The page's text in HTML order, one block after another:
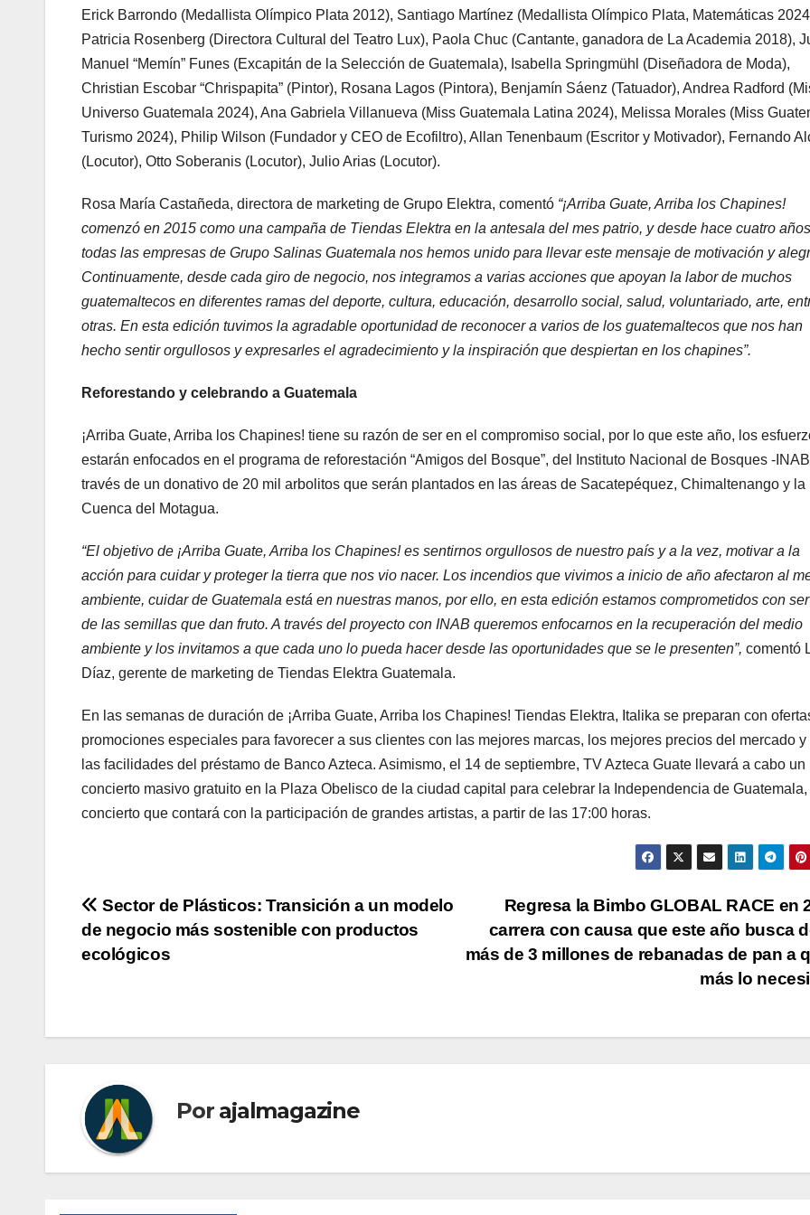
Erick Barrondo (Medallista Olímpico Plata 2012), Santiago Martínez (Medallista Olímpico Plata, Matemáticas
Patricia Rosenberg (Directora Cultural del Teatro Lux), Paola Chuc (Cantante, ganadora de La Academia 2018),
Manuel “Memín” Funes (Excapitán de la Selección de Guatemala), Isabella Springmühl (Diseñadora de Moda),
Christian Escobar “Chrispapita” (Pintor), Rosana Lagos (Pintora), Benjamín Sáenz (Tatuador), Andrea Radford
Universo Guatemala 2024), Ana Gabriela Villanueva (Miss Guatemala Latina 2024), Melissa Morales (Miss
Turismo 2024), Philip Wilson (Fundador y CEO de Ecofiltro), Allan Tenenbaum (Escritor y Motivador), Fernando
(Locutor), Otto Soberanis (Locutor), Julio Arias (Locutor).
Rosa María Castañeda, directora de marketing de Grupo Elektra, comentó “¡Arriba Guate, Arriba los Chapines!
comenzó en 2015 como una campaña de Tiendas Elektra en la antesala del mes patrio, y desde hace cuatro
todas las empresas de Grupo Salinas Guatemala nos hemos unido para llevar este mensaje de motivación y
Continuamente, desde cada giro de negocio, nos integramos a varias acciones que apoyan la labor de muchos
guatemaltecos en diferentes ramas del deporte, cultura, educación, desarrollo social, salud, voluntariado, arte,
otras. En esta edición tuvimos la agradable oportunidad de reconocer a varios de los guatemaltecos que nos han
hecho sentir orgullosos y expresarles el agradecimiento y la inspiración que despiertan en los chapines”.
Reforestando y celebrando a Guatemala
¡Arriba Guate, Arriba los Chapines! tiene su razón de ser en el compromiso social, por lo que este año, los
estarán enfocados en el programa de reforestación “Amigos del Bosque”, del Instituto Nacional de Bosques -
través de un donativo de 20 mil arbolitos que serán plantados en las áreas de Sacatepéquez, Chimaltenango y la
Cuenca del Motagua.
“El objetivo de ¡Arriba Guate, Arriba los Chapines! es sentirnos orgullosos de nuestro país y a la vez, motivar a la
acción para cuidar y proteger la tierra que nos vio nacer. Los incendios que vivimos a inicio de año afectaron al
ambiente, cuidar de Guatemala está en nuestras manos, por ello, en esta edición estamos comprometidos con
de las semillas que dan fruto. A través del proyecto con INAB queremos enfocarnos en la recuperación del medio
ambiente y los invitamos a que cada uno lo pueda hacer desde las oportunidades que se le presenten”, comentó
Díaz, gerente de marketing de Tiendas Elektra Guatemala.
En las semanas de duración de ¡Arriba Guate, Arriba los Chapines! Tiendas Elektra, Italika se preparan con
promociones especiales para favorecer a sus clientes con las mejores marcas, los mejores precios del mercado y
las facilidades del préstamo de Banco Azteca. Asimismo, el 14 de septiembre, TV Azteca Guate llevará a cabo un
concierto masivo gratuito en la Plaza Obelisco de la ciudad capital para celebrar la Independencia de Guatemala,
concierto que contará con la participación de grandes artistas, a partir de las 17:00 horas.
Navegación
de
Regresa la Bimbo GLOBAL RACE en
carrera con causa que este año busca
más de 3 millones de rebanadas de pan a
más lo
Sector de Plásticos: Transición a un modelo
de negocio más sostenible con productos
ecológicos
Por ajalmagazine